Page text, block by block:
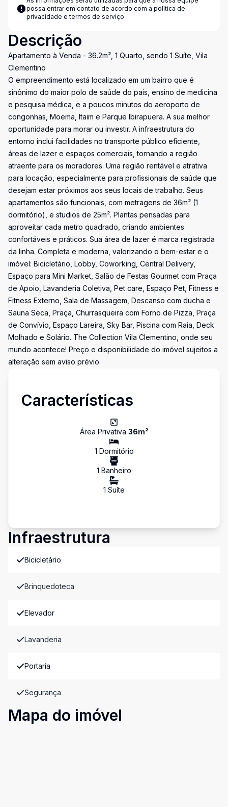
possa entrar em contato de acordo com a política de
privacidade e termos de serviço
Descrição
Apartamento à Venda - 36.2m², 1 Quarto, sendo 1 Suíte, Vila
Clementino
O empreendimento está localizado em um bairro que é
sinônimo do maior polo de saúde do país, ensino de medicina
e pesquisa médica, e a poucos minutos do aeroporto de
congonhas, Moema, Itaim e Parque Ibirapuera. A sua melhor
oportunidade para morar ou investir. A infraestrutura do
entorno inclui facilidades no transporte público eficiente,
áreas de lazer e espaços comerciais, tornando a região
atraente para os moradores. Uma região rentável e atrativa
para locação, especialmente para profissionais de saúde que
desejam estar próximos aos seus locais de trabalho. Seus
apartamentos são funcionais, com metragens de 36m² (1
dormitório), e studios de 25m². Plantas pensadas para
aproveitar cada metro quadrado, criando ambientes
confortáveis e práticos. Sua área de lazer é marca registrada
da linha. Completa e moderna, valorizando o bem-estar e o
imóvel: Bicicletário, Lobby, Coworking, Central Delivery,
Espaço para Mini Market, Salão de Festas Gourmet com Praça
de Apoio, Lavanderia Coletiva, Pet care, Espaço Pet, Fitness e
Fitness Externo, Sala de Massagem, Descanso com ducha e
Sauna Seca, Praça, Churrasqueira com Forno de Pizza, Praça
de Convívio, Espaço Lareira, Sky Bar, Piscina com Raia, Deck
Molhado e Solário. The Collection Vila Clementino, onde seu
mundo acontece! Preço e disponibilidade do imóvel sujeitos a
alteração sem aviso prévio.
Características
Área Privativa 36m²
1 Dormitório
1 Banheiro
1 Suíte
Infraestrutura
Bicicletário
Brinquedoteca
Elevador
Lavanderia
Portaria
Segurança
Mapa do imóvel